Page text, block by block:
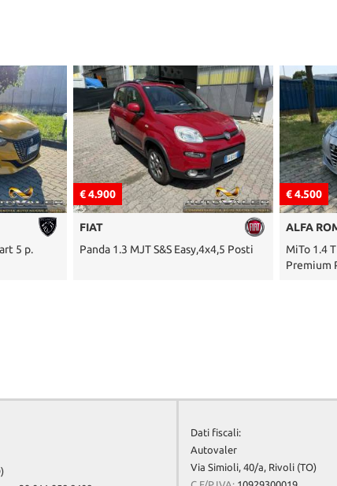
S&S Easy,4x4,5 Posti
€ 4.500
MiTo 1.4 T 155 CV Distinctive
Dati fiscali:
Autovaler
Via Simioli, 40/a, Rivoli (TO)